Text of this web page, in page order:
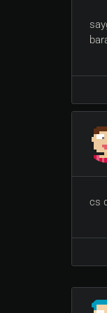
cs